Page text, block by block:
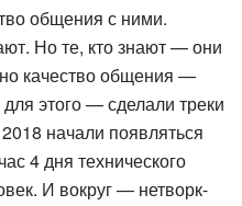
общения с ними.
Но те, кто знают — они
качество общения —
этого — сделали треки
начали появляться
4 дня технического
И вокруг — нетворк-